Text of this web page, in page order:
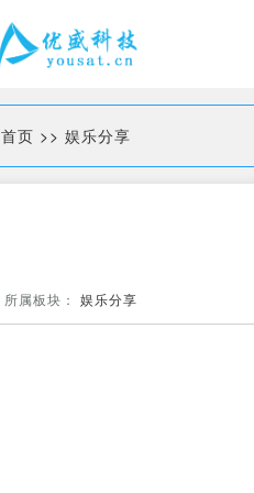
首页 >> 娱乐分享
所属板块： 娱乐分享